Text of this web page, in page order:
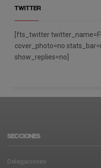
TWITTER
[fts_twitter
cover_photo=no
show_replies=no]
SECCIONES
Delegaciones